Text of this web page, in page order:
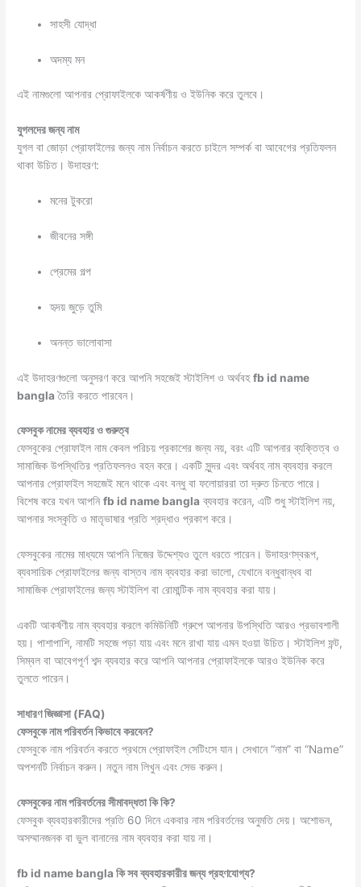
সাহসী যোদ্ধা
অদম্য মন
এই নামগুলো আপনার প্রোফাইলকে আকর্ষণীয় ও ইউনিক করে তুলবে।
যুগলদের জন্য নাম
যুগল বা জোড়া প্রোফাইলের জন্য নাম নির্বাচন করতে চাইলে সম্পর্ক বা আবেগের প্রতিফলন
থাকা উচিত। উদাহরণ:
মনের টুকরো
জীবনের সঙ্গী
প্রেমের গল্প
হৃদয় জুড়ে তুমি
অনন্ত ভালোবাসা
এই উদাহরণগুলো অনুসরণ করে আপনি সহজেই স্টাইলিশ ও অর্থবহfb id name
bangla তৈরি করতে পারবেন।
ফেসবুক নামের ব্যবহার ও গুরুত্ব
ফেসবুকের প্রোফাইল নাম কেবল পরিচয় প্রকাশের জন্য নয়, বরং এটি আপনার ব্যক্তিত্ব ও
সামাজিক উপস্থিতির প্রতিফলনও বহন করে। একটি সুন্দর এবং অর্থবহ নাম ব্যবহার করলে
আপনার প্রোফাইল সহজেই মনে থাকে এবং বন্ধু বা ফলোয়াররা তা দ্রুত চিনতে পারে।
বিশেষ করে যখন আপনিfb id name bangla ব্যবহার করেন, এটি শুধু স্টাইলিশ নয়,
আপনার সংস্কৃতি ও মাতৃভাষার প্রতি শ্রদ্ধাও প্রকাশ করে।
ফেসবুকের নামের মাধ্যমে আপনি নিজের উদ্দেশ্যও তুলে ধরতে পারেন। উদাহরণস্বরূপ,
ব্যবসায়িক প্রোফাইলের জন্য বাস্তব নাম ব্যবহার করা ভালো, যেখানে বন্ধুবান্ধব বা
সামাজিক প্রোফাইলের জন্য স্টাইলিশ বা রোমান্টিক নাম ব্যবহার করা যায়।
একটি আকর্ষণীয় নাম ব্যবহার করলে কমিউনিটি গ্রুপে আপনার উপস্থিতি আরও প্রভাবশালী
হয়। পাশাপাশি, নামটি সহজে পড়া যায় এবং মনে রাখা যায় এমন হওয়া উচিত। স্টাইলিশ ফন্ট,
সিম্বল বা আবেগপূর্ণ শব্দ ব্যবহার করে আপনি আপনার প্রোফাইলকে আরও ইউনিক করে
তুলতে পারেন।
সাধারণ জিজ্ঞাসা (FAQ)
ফেসবুকে নাম পরিবর্তন কিভাবে করবেন?
ফেসবুকে নাম পরিবর্তন করতে প্রথমে প্রোফাইল সেটিংসে যান। সেখানে “নাম” বা “Name”
অপশনটি নির্বাচন করুন। নতুন নাম লিখুন এবং সেভ করুন।
ফেসবুকের নাম পরিবর্তনের সীমাবদ্ধতা কি কি?
ফেসবুক ব্যবহারকারীদের প্রতি 60 দিনে একবার নাম পরিবর্তনের অনুমতি দেয়। অশোভন,
অসম্মানজনক বা ভুল বানানের নাম ব্যবহার করা যায় না।
fb id name bangla কি সব ব্যবহারকারীর জন্য গ্রহণযোগ্য?